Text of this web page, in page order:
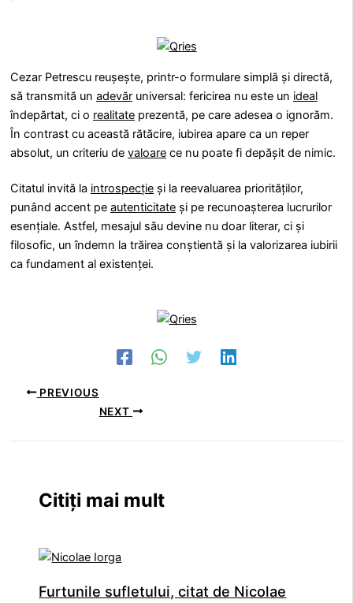
Cezar Petrescu reușește, printr-o formulare simplă și directă,
să transmită un adevăr universal: fericirea nu este un ideal
îndepărtat, ci o realitate prezentă, pe care adesea o ignorăm.
În contrast cu această rătăcire, iubirea apare ca un reper
absolut, un criteriu de valoare ce nu poate fi depășit de nimic.
Citatul invită la introspecție și la reevaluarea priorităților,
punând accent pe autenticitate și pe recunoașterea lucrurilor
esențiale. Astfel, mesajul său devine nu doar literar, ci și
filosofic, un îndemn la trăirea conștientă și la valorizarea iubirii
ca fundament al existenței.
PREVIOUS
NEXT
Citiți mai mult
Furtunile sufletului, citat de Nicolae